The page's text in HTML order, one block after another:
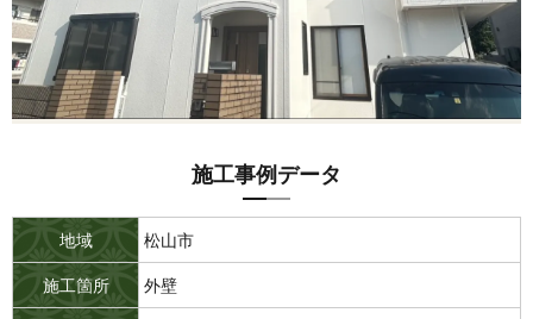
施工事例データ
地域 松山市
施工箇所 外壁